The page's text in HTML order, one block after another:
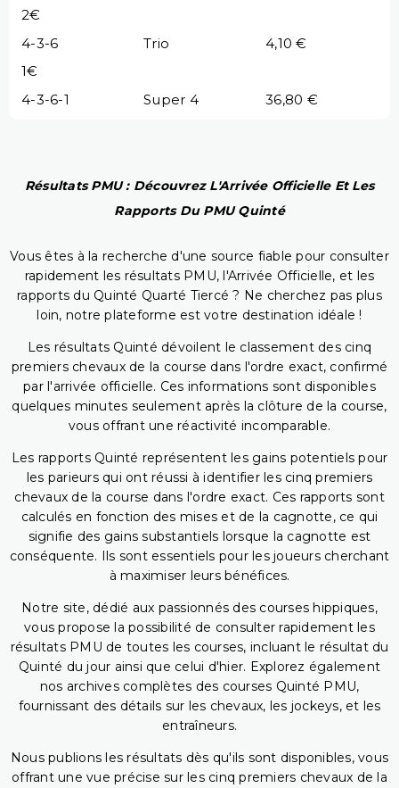
2€
4-3-6
Trio
4,10 €
1€
4-3-6-1
Super 4 36,80 €
Résultats PMU : Découvrez L'Arrivée Officielle Et Les
Rapports Du PMU Quinté
Vous êtes à la recherche d'une source fiable pour consulter
rapidement les résultats PMU, l'Arrivée Officielle, et les
rapports du Quinté Quarté Tiercé ? Ne cherchez pas plus
loin, notre plateforme est votre destination idéale !
Les résultats Quinté dévoilent le classement des cinq
premiers chevaux de la course dans l'ordre exact, confirmé
par l'arrivée officielle. Ces informations sont disponibles
quelques minutes seulement après la clôture de la course,
vous offrant une réactivité incomparable.
Les rapports Quinté représentent les gains potentiels pour
les parieurs qui ont réussi à identifier les cinq premiers
chevaux de la course dans l'ordre exact. Ces rapports sont
calculés en fonction des mises et de la cagnotte, ce qui
signifie des gains substantiels lorsque la cagnotte est
conséquente. Ils sont essentiels pour les joueurs cherchant
à maximiser leurs bénéfices.
Notre site, dédié aux passionnés des courses hippiques,
vous propose la possibilité de consulter rapidement les
résultats PMU de toutes les courses, incluant le résultat du
Quinté du jour ainsi que celui d'hier. Explorez également
nos archives complètes des courses Quinté PMU,
fournissant des détails sur les chevaux, les jockeys, et les
entraîneurs.
Nous publions les résultats dès qu'ils sont disponibles, vous
offrant une vue précise sur les cinq premiers chevaux de la